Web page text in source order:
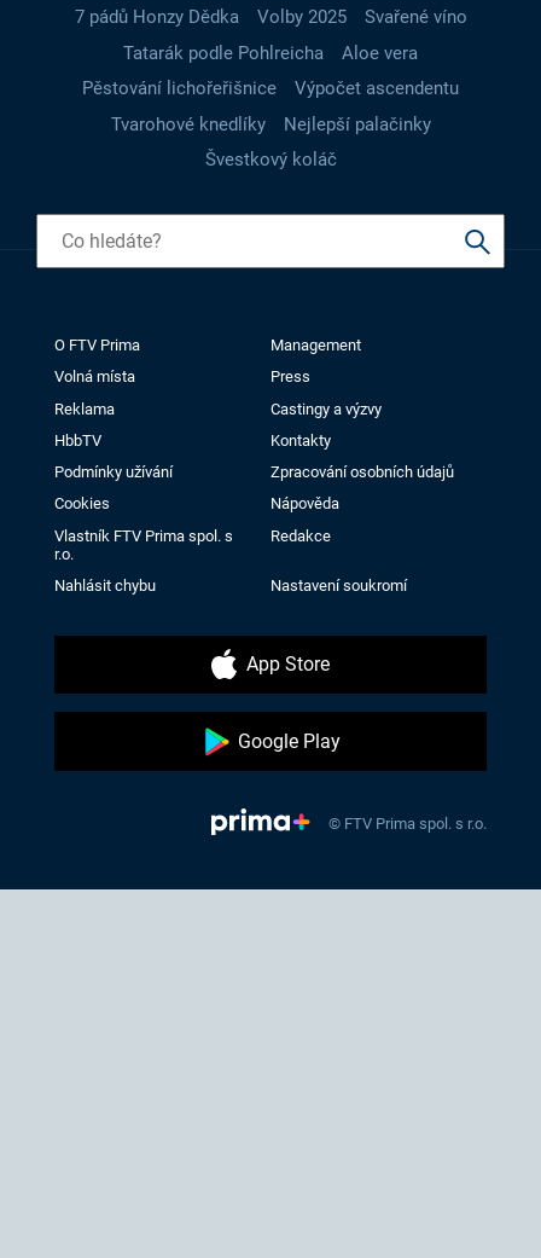
7 pádů Honzy Dědka
Volby 2025
Svařené víno
Tatarák podle Pohlreicha
Aloe vera
Pěstování lichořeřišnice
Výpočet ascendentu
Tvarohové knedlíky
Nejlepší palačinky
Švestkový koláč
O FTV Prima
Management
Volná místa
Press
Reklama
Castingy a výzvy
HbbTV
Kontakty
Podmínky užívání
Zpracování osobních údajů
Cookies
Nápověda
Vlastník FTV Prima spol. s
r.o.
Redakce
Nahlásit chybu Nastavení soukromí
App Store
Google Play
© FTV Prima spol. s r.o.